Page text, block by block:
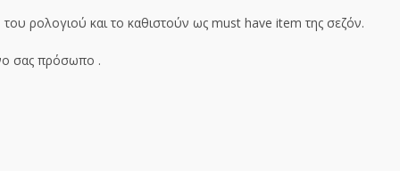
του ρολογιού και το καθιστούν ως must have item της σεζόν.
σας πρόσωπο .